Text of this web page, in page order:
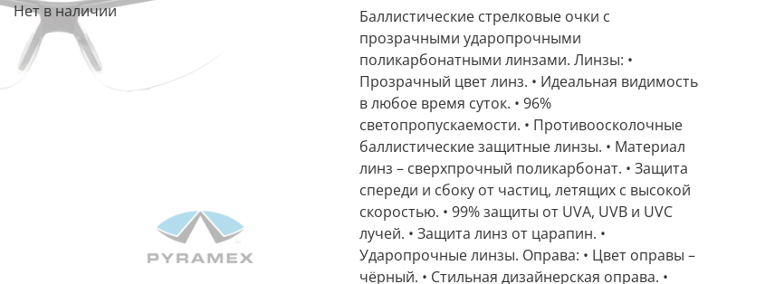
Нет в наличии
Баллистические стрелковые очки с
прозрачными ударопрочными
поликарбонатными линзами. Линзы: •
Прозрачный цвет линз. • Идеальная видимость
в любое время суток. • 96%
светопропускаемости. • Противоосколочные
баллистические защитные линзы. • Материал
линз – сверхпрочный поликарбонат. • Защита
спереди и сбоку от частиц, летящих с высокой
скоростью. • 99% защиты от UVA, UVB и UVC
лучей. • Защита линз от царапин. •
Ударопрочные линзы. Оправа: • Цвет оправы –
чёрный. • Стильная дизайнерская оправа. •